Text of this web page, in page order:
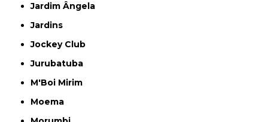
Jardim Ângela
Jardins
Jockey Club
Jurubatuba
M'Boi Mirim
Moema